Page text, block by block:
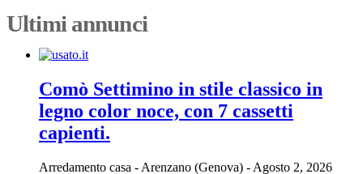
Ultimi annunci
Comò Settimino in stile classico in
legno color noce, con 7 cassetti
capienti.
Arredamento casa - Arenzano (Genova) - Agosto 2, 2026